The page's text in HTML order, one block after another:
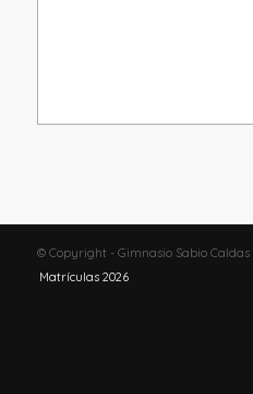
© Copyright - Gimnasio Sabio Caldas
Matrículas 2026